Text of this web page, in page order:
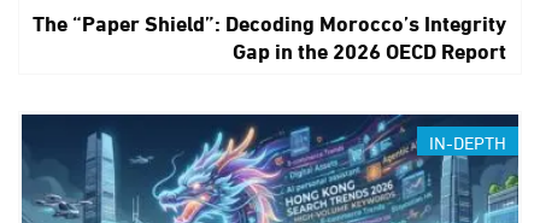
The “Paper Shield”: Decoding Morocco’s Integrity
Gap in the 2026 OECD Report
IN-DEPTH